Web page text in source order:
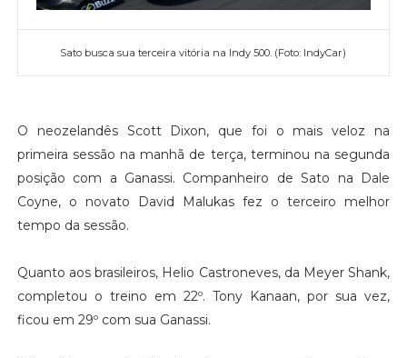
Sato busca sua terceira vitória na Indy 500. (Foto: IndyCar)
O neozelandês Scott Dixon, que foi o mais veloz na
primeira sessão na manhã de terça, terminou na segunda
posição com a Ganassi. Companheiro de Sato na Dale
Coyne, o novato David Malukas fez o terceiro melhor
tempo da sessão.
Quanto aos brasileiros, Helio Castroneves, da Meyer Shank,
completou o treino em 22º. Tony Kanaan, por sua vez,
ficou em 29º com sua Ganassi.